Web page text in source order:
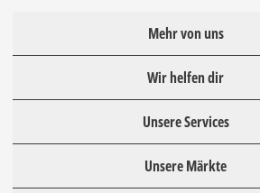
Mehr von uns
Wir helfen dir
Unsere Services
Unsere Märkte